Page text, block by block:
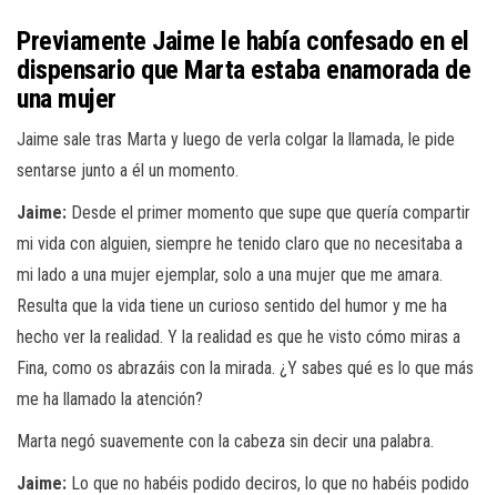
Previamente Jaime le había confesado en el
dispensario que Marta estaba enamorada de
una mujer
Jaime sale tras Marta y luego de verla colgar la llamada, le pide
sentarse junto a él un momento.
Jaime: Desde el primer momento que supe que quería compartir
mi vida con alguien, siempre he tenido claro que no necesitaba a
mi lado a una mujer ejemplar, solo a una mujer que me amara.
Resulta que la vida tiene un curioso sentido del humor y me ha
hecho ver la realidad. Y la realidad es que he visto cómo miras a
Fina, como os abrazáis con la mirada. ¿Y sabes qué es lo que más
me ha llamado la atención?
Marta negó suavemente con la cabeza sin decir una palabra.
Jaime: Lo que no habéis podido deciros, lo que no habéis podido